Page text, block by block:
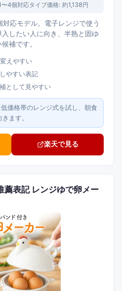
〜4個対応タイプ価格: 約1,138円
対応モデル。電子レンジで使う
したい人に向き、半熟と固ゆ
補です。
えやすい
やすい表記
として見やすい
低価格帯のレンジ式を試し、朝食
ます。
楽天で見る
薦表記 レンジゆで卵メー